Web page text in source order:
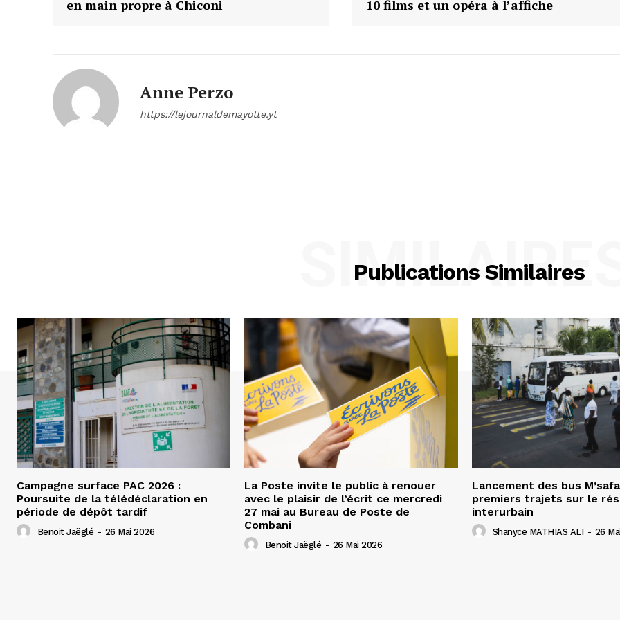
en main propre à Chiconi 10 films et un opéra à l’affiche
Anne Perzo
https://lejournaldemayotte.yt
Publications Similaires
Campagne surface PAC 2026 :
Poursuite de la télédéclaration en
période de dépôt tardif
Benoit Jaëglé - 26 Mai 2026
La Poste invite le public à renouer
avec le plaisir de l’écrit ce mercredi
27 mai au Bureau de Poste de
Combani
Benoit Jaëglé - 26 Mai 2026
Lancement des bus
premiers trajets sur le
interurbain
Shanyce MATHIAS ALI - 26